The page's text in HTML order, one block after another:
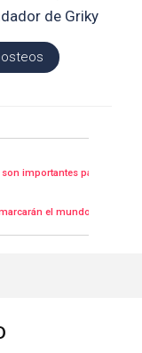
de Griky
importantes para las
el mundo de la